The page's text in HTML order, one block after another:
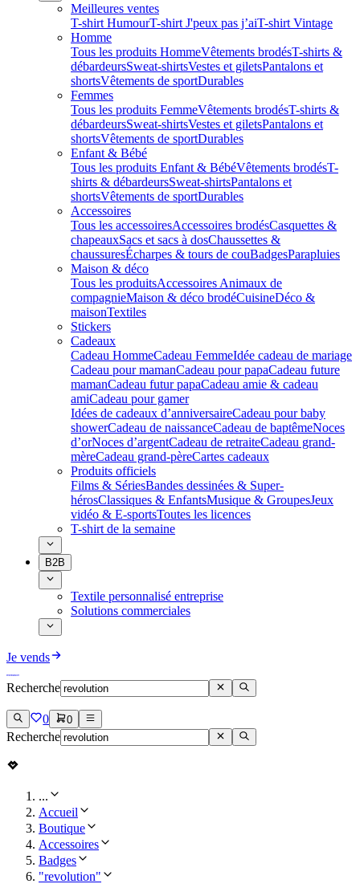
Meilleures ventes
T-shirt HumourT-shirt J'peux pas j’aiT-shirt Vintage
Homme
Tous les produits HommeVêtements brodésT-shirts &
débardeursSweat-shirtsVestes et giletsPantalons et
shortsVêtements de sportDurables
Femmes
Tous les produits FemmeVêtements brodésT-shirts &
débardeursSweat-shirtsVestes et giletsPantalons et
shortsVêtements de sportDurables
Enfant & Bébé
Tous les produits Enfant & BébéVêtements brodésT-
shirts & débardeursSweat-shirtsPantalons et
shortsVêtements de sportDurables
Accessoires
Tous les accessoiresAccessoires brodésCasquettes &
chapeauxSacs et sacs à dosChaussettes &
chaussuresÉcharpes & tours de couBadgesParapluies
Maison & déco
Tous les produitsAccessoires Animaux de
compagnieMaison & déco brodéCuisineDéco &
maisonTextiles
Stickers
Cadeaux
Cadeau HommeCadeau FemmeIdée cadeau de mariage​
Cadeau pour mamanCadeau pour papaCadeau future
mamanCadeau futur papaCadeau amie & cadeau
amiCadeau pour gamer
Idées de cadeaux d’anniversaireCadeau pour baby
showerCadeau de naissanceCadeau de baptêmeNoces
d’orNoces d’argentCadeau de retraiteCadeau grand-
mèreCadeau grand-pèreCartes cadeaux
Produits officiels
Films & SériesBandes dessinées & Super-
hérosClassiques & EnfantsMusique & GroupesJeux
vidéo & E-sportsToutes les licences
T-shirt de la semaine
B2B
Textile personnalisé entreprise
Solutions commerciales
Je vends
Recherche
0 0
Recherche
...
Accueil
Boutique
Accessoires
Badges
"revolution"